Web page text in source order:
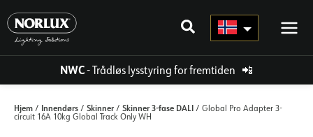
rett
innholdet
NWC- Trådløs lysstyring for fremtiden 📲
Hjem / Innendørs / Skinner/ Skinner 3-fase DALI / Global Pro Adapter 3-
circuit 16A 10kg Global Track Only WH